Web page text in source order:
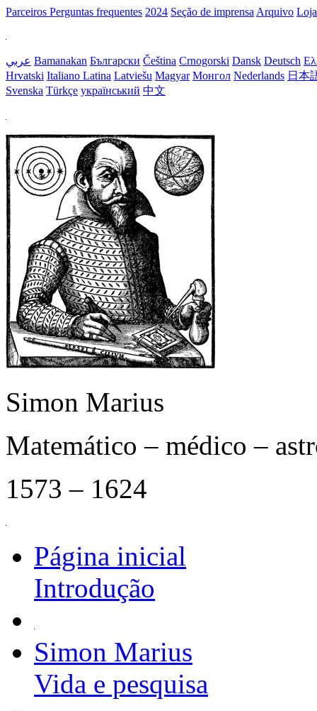
Parceiros Perguntas frequentes 2024 Seção de imprensa Arquivo
عربي Bamanakan Български Čeština Crnogorski Dansk Deutsch
Hrvatski Italiano Latina Latviešu Magyar Монгол Nederlands 日本
Svenska Türkçe український 中文
Simon Marius
Matemático – médico –
1573 – 1624
Página inicial
Introdução
Simon Marius
Vida e pesquisa